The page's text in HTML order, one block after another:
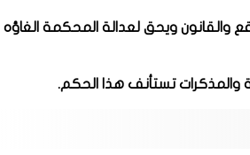
والقانون ويحق لعدالة المحكمة الغاؤه
والمذكرات تستأنف هذا الحكم.